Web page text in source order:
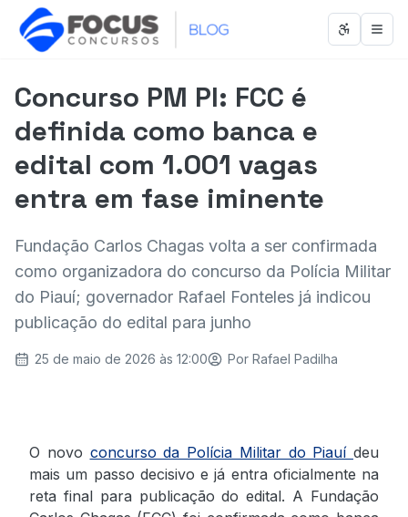
Abrir
Concurso PM PI: FCC é
definida como banca e
edital com 1.001 vagas
entra em fase iminente
Fundação Carlos Chagas volta a ser confirmada
como organizadora do concurso da Polícia Militar
do Piauí; governador Rafael Fonteles já indicou
publicação do edital para junho
25 de maio de 2026 às 12:00 Por Rafael Padilha
O novo concurso da Polícia Militar do Piauí deu
mais um passo decisivo e já entra oficialmente na
reta final para publicação do edital. A Fundação